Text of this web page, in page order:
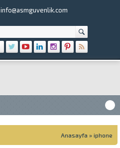
info@asmguvenlik.com
Anasayfa » iphone